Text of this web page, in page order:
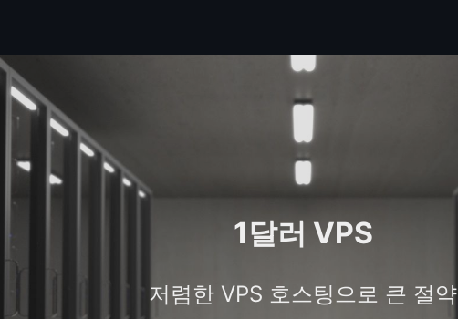
1달러 VPS
저렴한 VPS 호스팅으로 큰 절약